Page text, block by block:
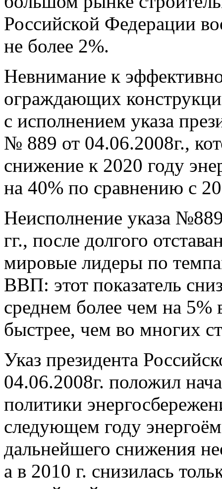
Российской Федерации
не более 2%.
Невнимание к
ограждающих
с исполнением указа
№ 889 от 04.06.2008г.,
снижение к 2020 году
на 40% по сравнению с
Неисполнение указа
гг., после долгого
мировые лидеры по
ВВП: этот показатель
среднем более чем на 5%
быстрее, чем во многих
Указ президента
04.06.2008г. положил
политики
следующем году
дальнейшего снижения
а в 2010 г. снизилась